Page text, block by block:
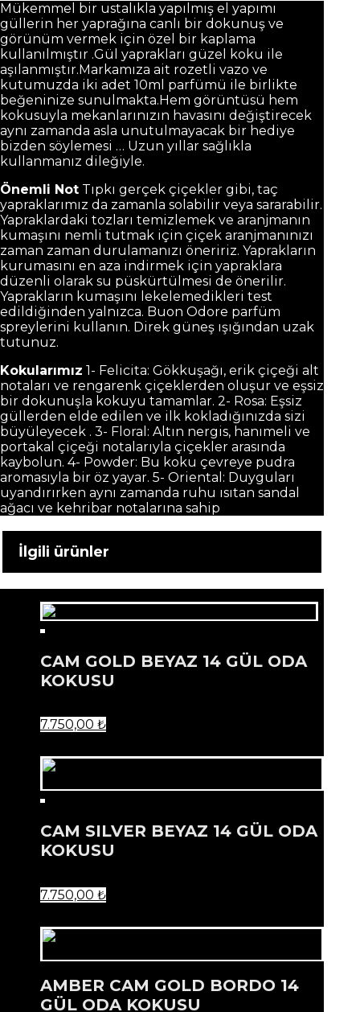
Mükemmel bir ustalıkla yapılmış el yapımı
güllerin her yaprağına canlı bir dokunuş ve
görünüm vermek için özel bir kaplama
kullanılmıştır .Gül yaprakları güzel koku ile
aşılanmıştır.Markamıza ait rozetli vazo ve
kutumuzda iki adet 10ml parfümü ile birlikte
beğeninize sunulmakta.Hem görüntüsü hem
kokusuyla mekanlarınızın havasını değiştirecek
aynı zamanda asla unutulmayacak bir hediye
bizden söylemesi … Uzun yıllar sağlıkla
kullanmanız dileğiyle.
Önemli Not Tıpkı gerçek çiçekler gibi, taç
yapraklarımız da zamanla solabilir veya sararabilir.
Yapraklardaki tozları temizlemek ve aranjmanın
kumaşını nemli tutmak için çiçek aranjmanınızı
zaman zaman durulamanızı öneririz. Yaprakların
kurumasını en aza indirmek için yapraklara
düzenli olarak su püskürtülmesi de önerilir.
Yaprakların kumaşını lekelemedikleri test
edildiğinden yalnızca. Buon Odore parfüm
spreylerini kullanın. Direk güneş ışığından uzak
tutunuz.
Kokularımız 1- Felicita: Gökkuşağı, erik çiçeği alt
notaları ve rengarenk çiçeklerden oluşur ve eşsiz
bir dokunuşla kokuyu tamamlar. 2- Rosa: Eşsiz
güllerden elde edilen ve ilk kokladığınızda sizi
büyüleyecek . 3- Floral: Altın nergis, hanımeli ve
portakal çiçeği notalarıyla çiçekler arasında
kaybolun. 4- Powder: Bu koku çevreye pudra
aromasıyla bir öz yayar. 5- Oriental: Duyguları
uyandırırken aynı zamanda ruhu ısıtan sandal
ağacı ve kehribar notalarına sahip
İlgili ürünler
CAM GOLD BEYAZ 14 GÜL ODA
KOKUSU
7.750,00 ₺
CAM SILVER BEYAZ 14 GÜL ODA
KOKUSU
7.750,00 ₺
AMBER CAM GOLD BORDO 14
GÜL ODA KOKUSU